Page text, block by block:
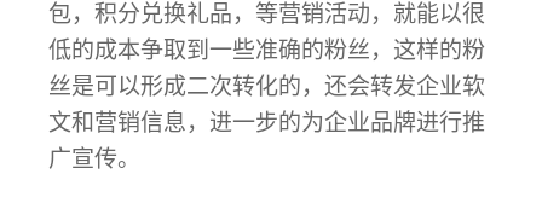
包，积分兑换礼品，等营销活动，就能以很
低的成本争取到一些准确的粉丝，这样的粉
丝是可以形成二次转化的，还会转发企业软
文和营销信息，进一步的为企业品牌进行推
广宣传。